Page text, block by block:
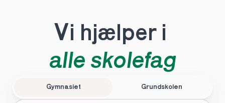
Vi hjælper i
alle skolefag
Gymnasiet Grundskolen